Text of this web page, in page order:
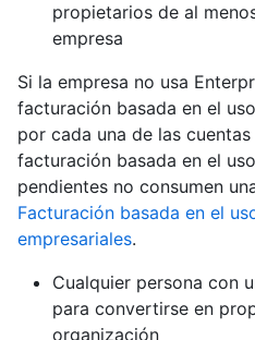
propietarios de al
empresa
Si la empresa no usa
facturación basada en el
por cada una de las
facturación basada en el
pendientes no consumen
Facturación basada en el
empresariales.
Cualquier persona con
para convertirse en
organización